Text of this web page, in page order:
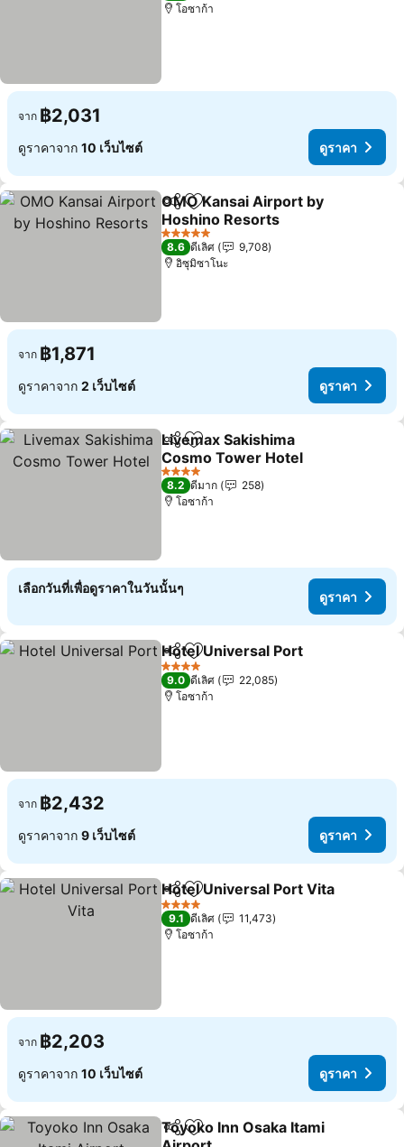
โอซาก้า
จาก ฿2,031
ดูราคาจาก 10 เว็บไซต์ ดูราคา
แชร์ เพิ่มในรายการโปรด
OMO Kansai Airport by
Hoshino Resorts
5 ดาว
8.6 ดีเลิศ
9,708
อิซุมิซาโนะ
จาก ฿1,871
ดูราคาจาก 2 เว็บไซต์ ดูราคา
แชร์ เพิ่มในรายการโปรด
Livemax Sakishima
Cosmo Tower Hotel
4 ดาว
8.2 ดีมาก
258
โอซาก้า
เลือกวันที่เพื่อดูราคาในวันนั้นๆ
ดูราคา
แชร์ เพิ่มในรายการโปรด
Hotel Universal Port
4 ดาว
9.0 ดีเลิศ
22,085
โอซาก้า
จาก ฿2,432
ดูราคาจาก 9 เว็บไซต์ ดูราคา
แชร์ เพิ่มในรายการโปรด
Hotel Universal Port Vita
4 ดาว
9.1 ดีเลิศ
11,473
โอซาก้า
จาก ฿2,203
ดูราคาจาก 10 เว็บไซต์ ดูราคา
แชร์ เพิ่มในรายการโปรด
Toyoko Inn Osaka Itami